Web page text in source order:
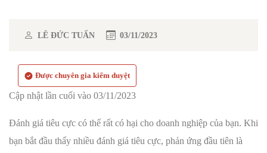
LÊ ĐỨC TUẤN 03/11/2023
Được chuyên gia kiểm duyệt
Cập nhật lần cuối vào 03/11/2023
Đánh giá tiêu cực có thể rất có hại cho doanh nghiệp của bạn. Khi
bạn bắt đầu thấy nhiều đánh giá tiêu cực, phản ứng đầu tiên là